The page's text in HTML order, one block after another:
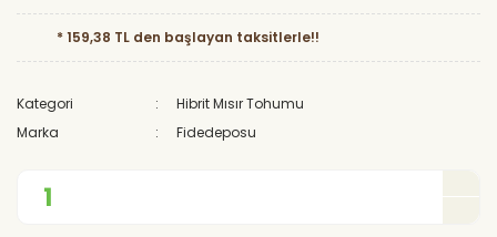
* 159,38 TL den başlayan taksitlerle!!
Kategori
Hibrit Mısır Tohumu
Marka
Fidedeposu